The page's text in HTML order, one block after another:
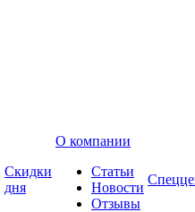
Скидки
дня
О компании
Статьи
Новости
Отзывы